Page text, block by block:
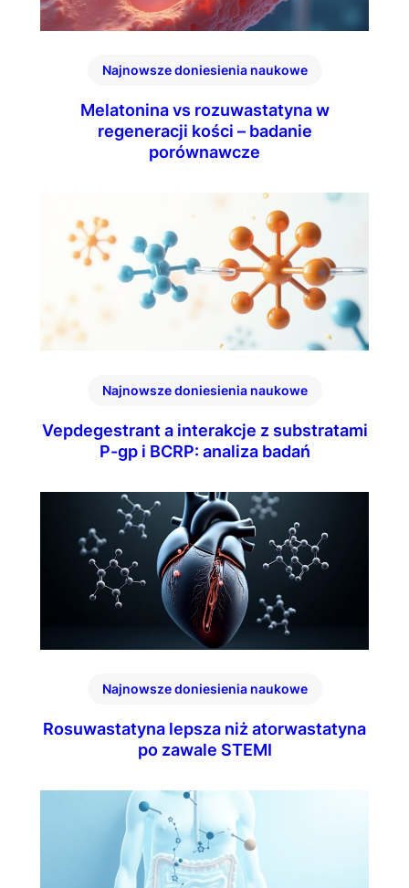
Najnowsze doniesienia naukowe
Melatonina vs rozuwastatyna w
regeneracji kości – badanie
porównawcze
Najnowsze doniesienia naukowe
Vepdegestrant a interakcje z substratami
P-gp i BCRP: analiza badań
Najnowsze doniesienia naukowe
Rosuwastatyna lepsza niż atorwastatyna
po zawale STEMI